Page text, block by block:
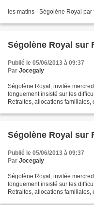
les matins - Ségolène Royal par
Ségolène Royal sur
Publié le 05/06/2013 à 09:37
Par Jocegaly
Ségolène Royal, invitée
longuement insisté sur les
Retraites, allocations familiales,
Ségolène Royal sur
Publié le 05/06/2013 à 09:37
Par Jocegaly
Ségolène Royal, invitée
longuement insisté sur les
Retraites, allocations familiales,